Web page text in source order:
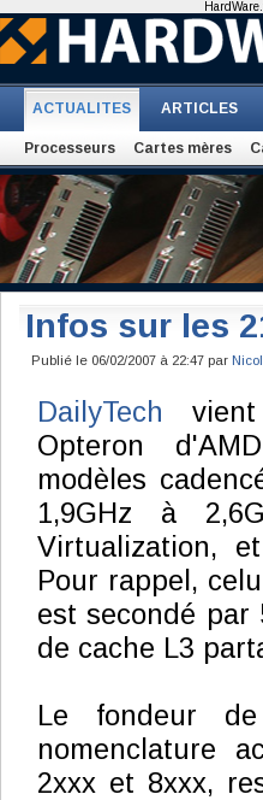
ACTUALITES ARTICLES
Processeurs Cartes mères
Infos sur les
Publié le 06/02/2007 à 22:47 par
DailyTech
Opteron
modèles
1,9GHz à
Virtualization,
Pour rappel,
est secondé par
de cache L3
Le fondeur
nomenclature
2xxx et 8xxx,